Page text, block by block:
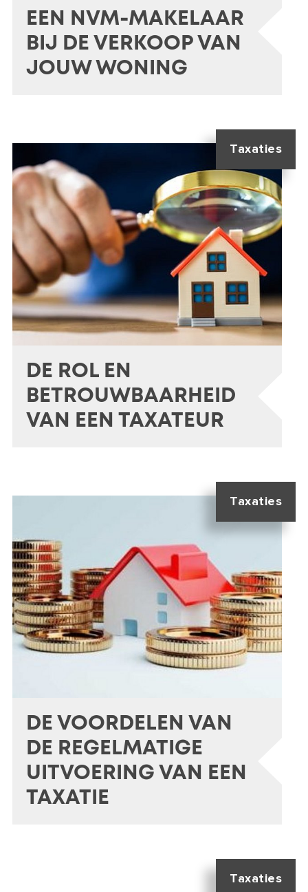
EEN NVM-MAKELAAR
BIJ DE VERKOOP VAN
JOUW WONING
Taxaties
DE ROL EN
BETROUWBAARHEID
VAN EEN TAXATEUR
Taxaties
DE VOORDELEN VAN
DE REGELMATIGE
UITVOERING VAN EEN
TAXATIE
Taxaties